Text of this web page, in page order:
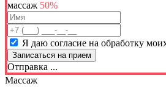
массаж 50%
Я даю согласие на обработку
Отправка ...
Массаж